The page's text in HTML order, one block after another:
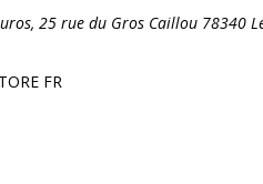
25 rue du Gros Caillou 78340
FR